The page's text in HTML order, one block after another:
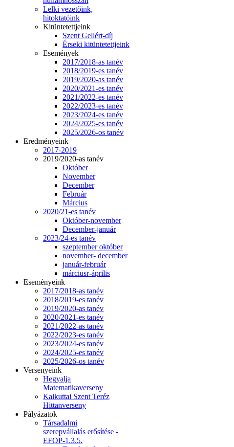
Lelki vezetőink,
hitoktatóink
Kitüntetettjeink
Szent Gellért-díj
Érseki kitüntetettjeink
Események
2017/2018-as tanév
2018/2019-es tanév
2019/2020-as tanév
2020/2021-es tanév
2021/2022-es tanév
2022/2023-es tanév
2023/2024-es tanév
2024/2025-es tanév
2025/2026-os tanév
Eredményeink
2017-2019
2019/2020-as tanév
Október
November
December
Február
Március
2020/21-es tanév
Október-november
December-január
2023/24-es tanév
szeptember október
november- december
január-február
márciusr-április
Eseményeink
2017/2018-as tanév
2018/2019-es tanév
2019/2020-as tanév
2020/2021-es tanév
2021/2022-as tanév
2022/2023-es tanév
2023/2024-es tanév
2024/2025-es tanév
2025/2026-os tanév
Versenyeink
Hegyalja
Matematikaverseny
Kalkuttai Szent Teréz
Hittanverseny
Pályázatok
Társadalmi
szerepvállalás erősítése -
EFOP-1.3.5.